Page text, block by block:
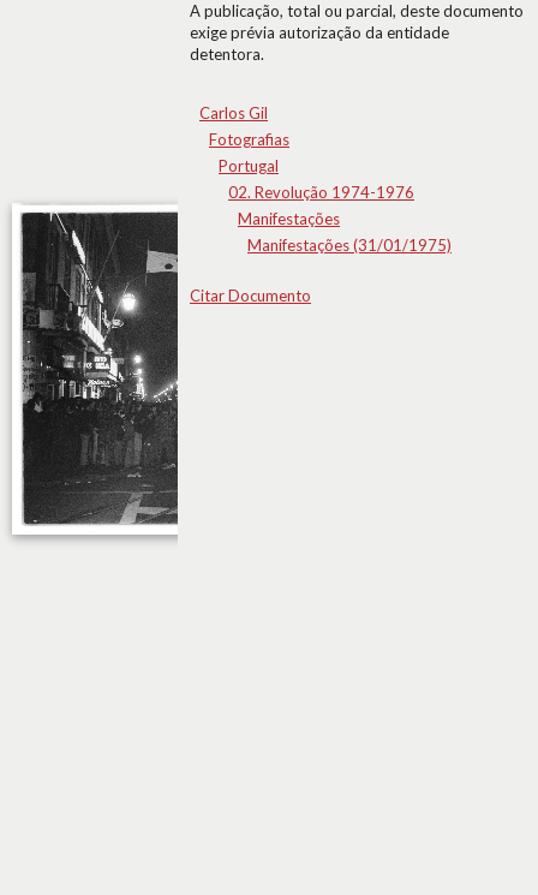
A publicação, total ou parcial, deste documento
exige prévia autorização da entidade
detentora.
Carlos Gil
Fotografias
Portugal
02. Revolução 1974-1976
Manifestações
Manifestações (31/01/1975)
Citar Documento